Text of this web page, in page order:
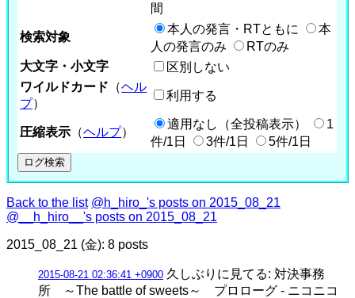
間
検索対象
本人の発言・RTともに
本
人の発言のみ
RTのみ
大文字・小文字
区別しない
ワイルドカード （ヘル
プ）
利用する
圧縮表示 （ヘルプ）
適用なし（全投稿表示）
1
件/1日
3件/1日 5件/1日
Back to the list @h_hiro_'s posts on 2015_08_21
@__h_hiro__'s posts on 2015_08_21
2015_08_21 (金): 8 posts
2015-08-21 02:36:41 +0900 久しぶりに見てる: 対決事務
所 ～The battle of sweets～ プロローグ - ニコニコ